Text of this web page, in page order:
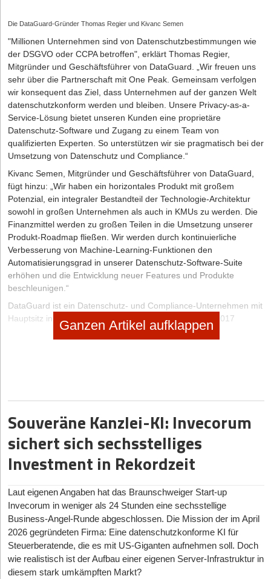
Die DataGuard-Gründer Thomas Regier und Kivanc Semen
"Millionen Unternehmen sind von Datenschutzbestimmungen wie
der DSGVO oder CCPA betroffen", erklärt Thomas Regier,
Mitgründer und Geschäftsführer von DataGuard. „Wir freuen uns
sehr über die Partnerschaft mit One Peak. Gemeinsam verfolgen
wir konsequent das Ziel, dass Unternehmen auf der ganzen Welt
datenschutzkonform werden und bleiben. Unsere Privacy-as-a-
Service-Lösung bietet unseren Kunden eine proprietäre
Datenschutz-Software und Zugang zu einem Team von
qualifizierten Experten. So unterstützen wir sie pragmatisch bei der
Umsetzung von Datenschutz und Compliance.“
Kivanc Semen, Mitgründer und Geschäftsführer von DataGuard,
fügt hinzu: „Wir haben ein horizontales Produkt mit großem
Potenzial, ein integraler Bestandteil der Technologie-Architektur
sowohl in großen Unternehmen als auch in KMUs zu werden. Die
Finanzmittel werden zu großen Teilen in die Umsetzung unserer
Produkt-Roadmap fließen. Wir werden durch kontinuierliche
Verbesserung von Machine-Learning-Funktionen den
Automatisierungsgrad in unserer Datenschutz-Software-Suite
erhöhen und die Entwicklung neuer Features und Produkte
beschleunigen.“
DataGuard ist ein Datenschutz- und Compliance-Unternehmen mit
Hauptsitz in München. Die Firma wurde im November 2017
gegründet und beschäftigt über 100 Mitarbeiter. DataGuards
Hat Ihnen der Artikel gefallen?
Dann melden Sie sich kostenlos für unserenNewsletter
Ganzen Artikel aufklappen
Souveräne Kanzlei-KI: Invecorum
sichert sich sechsstelliges
Investment in Rekordzeit
Laut eigenen Angaben hat das Braunschweiger Start-up
Invecorum in weniger als 24 Stunden eine sechsstellige
Business-Angel-Runde abgeschlossen. Die Mission der im April
2026 gegründeten Firma: Eine datenschutzkonforme KI für
Steuerberatende, die es mit US-Giganten aufnehmen soll. Doch
wie realistisch ist der Aufbau einer eigenen Server-Infrastruktur in
diesem stark umkämpften Markt?